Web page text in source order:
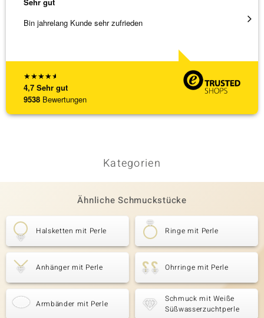
★★★★★
4,7 Sehr gut
9538 Bewertungen
Bin jahrelang Kunde sehr zufrieden
Kategorien
Ähnliche Schmuckstücke
Halsketten mit Perle Ringe mit Perle
Anhänger mit Perle Ohrringe mit Perle
Armbänder mit Perle
Schmuck mit Weiße
Süßwasserzuchtperle